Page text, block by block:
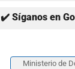
✔️ Síganos en
Ministerio de